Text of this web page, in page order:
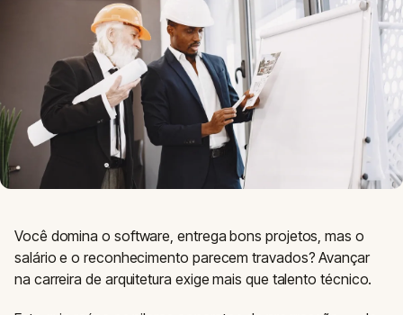
Você domina o software, entrega bons projetos, mas o
salário e o reconhecimento parecem travados? Avançar
na carreira de arquitetura exige mais que talento técnico.